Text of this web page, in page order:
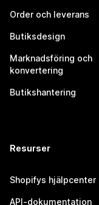
Order och leverans
Butiksdesign
Marknadsföring och
konvertering
Butikshantering
Resurser
Shopifys hjälpcenter
API-dokumentation